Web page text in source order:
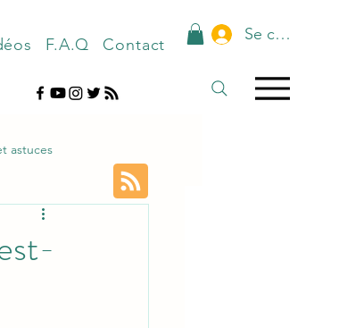
F.A.Q Contact
Se connecter
astuces